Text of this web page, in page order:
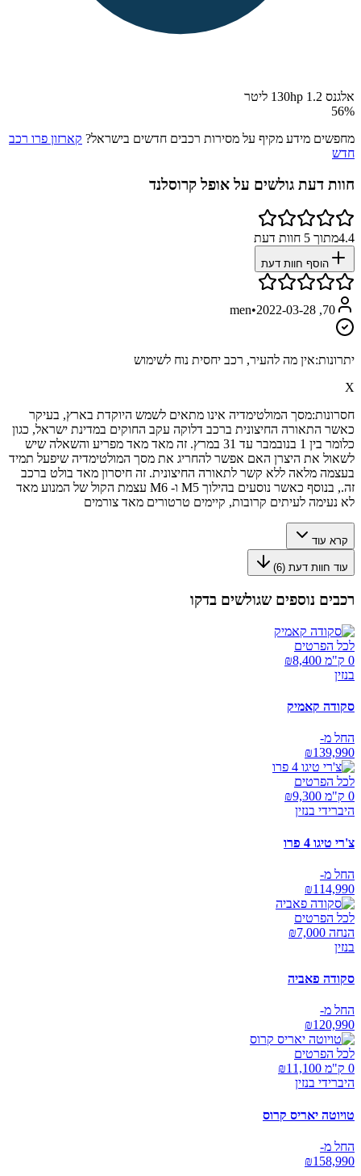
אלגנס 130hp 1.2 ליטר
56%
מחפשים מידע מקיף על מסירות רכבים חדשים בישראל? קארזון פרו רכב
חדש
חוות דעת גולשים עלאופל קרוסלנד
4.4מתוך 5 חוות דעת
הוסף חוות דעת
70, men
•2022-03-28
יתרונות:אין מה להעיר, רכב יחסית נוח לשימוש
X
חסרונות:מסך המולטימדיה אינו מתאים לשמש היוקדת בארץ, בעיקר
כאשר התאורה החיצונית ברכב דלוקה עקב החוקים במדינת ישראל, כגון
כלומר בין 1 בנובמבר עד 31 במרץ. זה מאד מאד מפריע והשאלה שיש
לשאול את היצרן האם אפשר להחריג את מסך המולטימדיה שיפעל תמיד
בעצמה מלאה ללא קשר לתאורה החיצונית. זה חיסרון מאד בולט ברכב
זה., בנוסף כאשר נוסעים בהילוך M5 ו- M6 עצמת הקול של המנוע מאד
לא נעימה לעיתים קרובות, קיימים טרטורים מאד צורמים
קרא עוד
עוד חוות דעת (6
)
רכבים נוספים שגולשים בדקו
לכל הפרטים
0 ק"מ ₪
8,400
בנזין
סקודה קאמיק
החל מ-
₪139,990
לכל הפרטים
0 ק"מ ₪
9,300
היברידי בנזין
צ'רי טיגו 4 פרו
החל מ-
₪114,990
לכל הפרטים
הנחה ₪ 7,000
בנזין
סקודה פאביה
החל מ-
₪120,990
לכל הפרטים
0 ק"מ ₪
11,100
היברידי בנזין
טויוטה יאריס קרוס
החל מ-
₪158,990